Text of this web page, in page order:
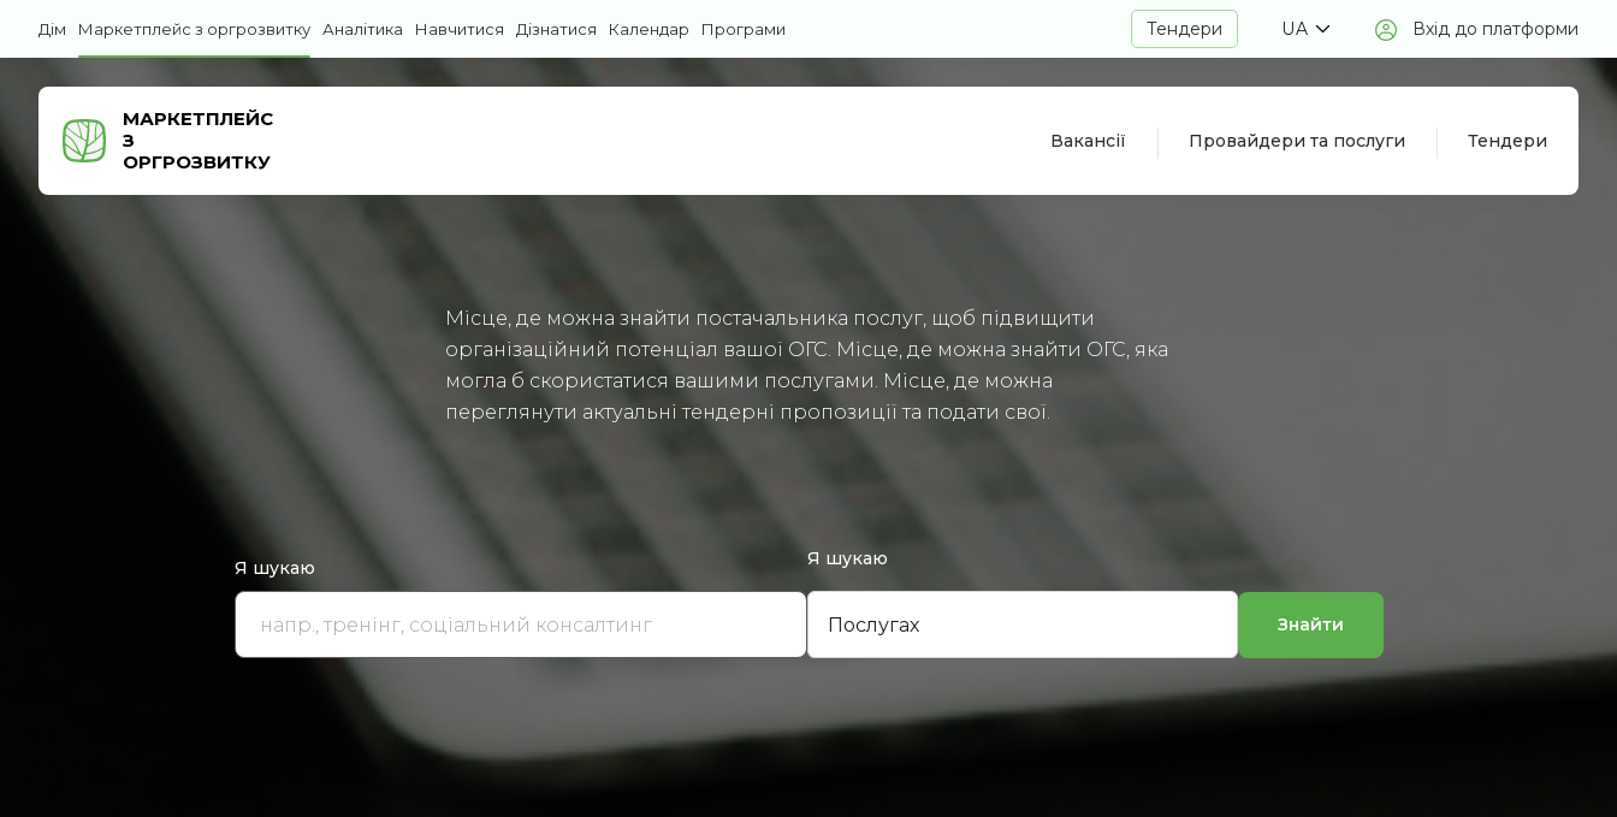
Дім Маркетплейс з оргрозвитку Аналітика Навчитися Дізнатися Календар Програми Тендери UA Вхід до платформи
Місце, де можна знайти постачальника послуг, щоб підвищити
організаційний потенціал вашої ОГС. Місце, де можна знайти ОГС, яка
могла б скористатися вашими послугами. Місце, де можна
переглянути актуальні тендерні пропозиції та подати свої.
Я шукаю Я шукаю
Послугах Знайти
МАРКЕТПЛЕЙС
З
ОРГРОЗВИТКУ
Вакансії Провайдери та послуги Тендери